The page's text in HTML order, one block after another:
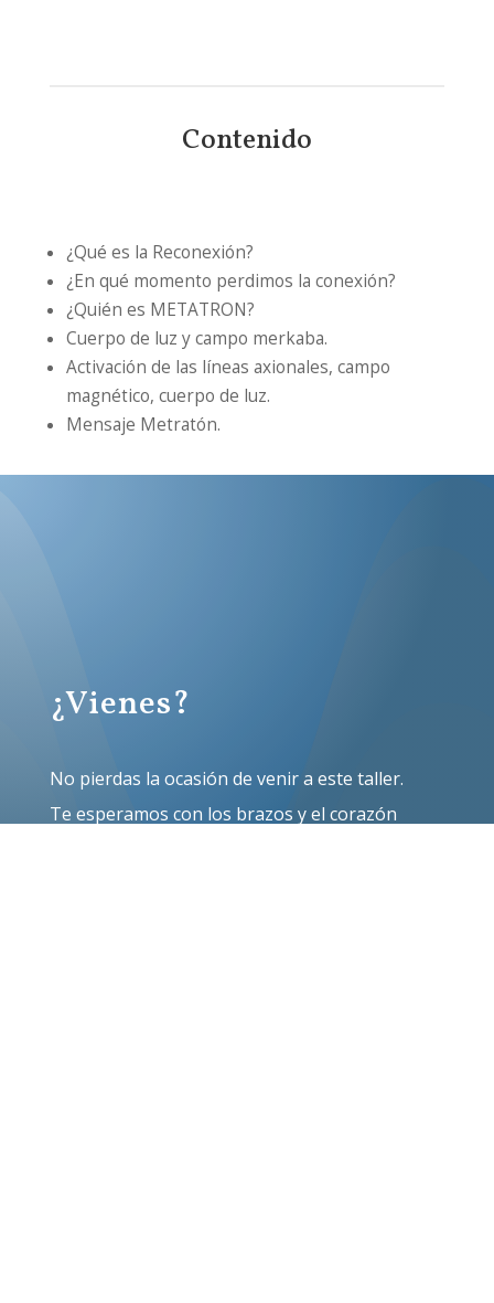
Contenido
¿Qué es la Reconexión?
¿En qué momento perdimos la conexión?
¿Quién es METATRON?
Cuerpo de luz y campo merkaba.
Activación de las líneas axionales, campo
magnético, cuerpo de luz.
Mensaje Metratón.
¿Vienes?
No pierdas la ocasión de venir a este taller.
Te esperamos con los brazos y el corazón